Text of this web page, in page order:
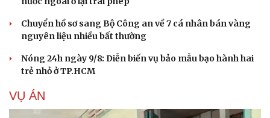
Chuyển hồ sơ sang Bộ Công an về 7 cá nhân bán vàng
nguyên liệu nhiều bất thường
Nóng 24h ngày 9/8: Diễn biến vụ bảo mẫu bạo hành hai
trẻ nhỏ ở TP.HCM
VỤ ÁN